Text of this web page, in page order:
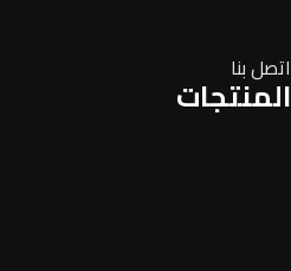
اتصل بنا
المنتجات